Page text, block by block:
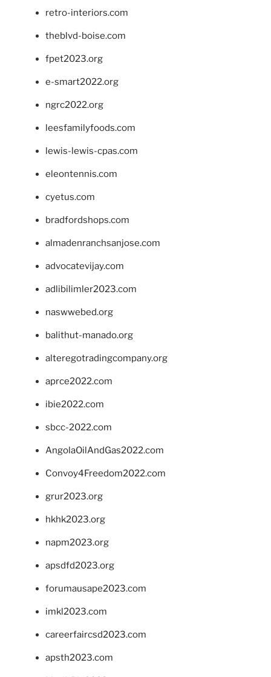
retro-interiors.com
theblvd-boise.com
fpet2023.org
e-smart2022.org
ngrc2022.org
leesfamilyfoods.com
lewis-lewis-cpas.com
eleontennis.com
cyetus.com
bradfordshops.com
almadenranchsanjose.com
advocatevijay.com
adlibilimler2023.com
naswwebed.org
balithut-manado.org
alteregotradingcompany.org
aprce2022.com
ibie2022.com
sbcc-2022.com
AngolaOilAndGas2022.com
Convoy4Freedom2022.com
grur2023.org
hkhk2023.org
napm2023.org
apsdfd2023.org
forumausape2023.com
imkl2023.com
careerfaircsd2023.com
apsth2023.com